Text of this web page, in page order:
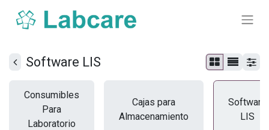
Software LIS
Consumibles
Para
Laboratorio
Cajas para
Almacenamiento
Software
LIS